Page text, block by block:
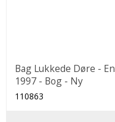
Bag Lukkede Døre -
1997 - Bog - Ny
110863